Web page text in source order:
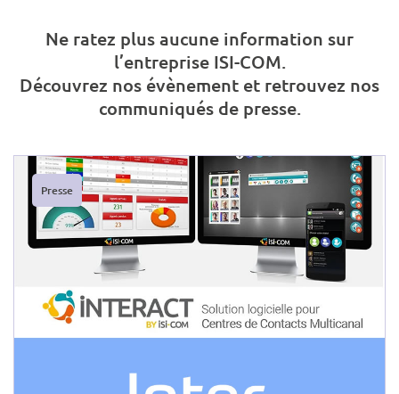
Ne ratez plus aucune information sur
l’entreprise ISI-COM.
Découvrez nos évènement et retrouvez nos
communiqués de presse.
Presse